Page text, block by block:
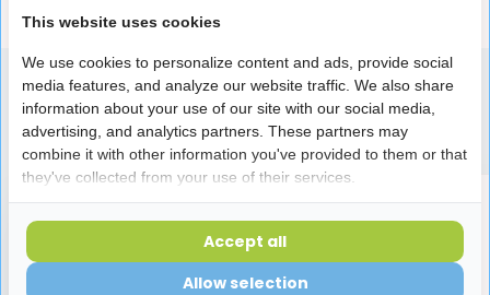
Reviews
Speciaal aanbevolen voor jou
This website uses cookies
We use cookies to personalize content and ads, provide social
media features, and analyze our website traffic. We also share
information about your use of our site with our social media,
advertising, and analytics partners. These partners may
combine it with other information you've provided to them or that
they've collected from your use of their services.
Allow selection
Accept all